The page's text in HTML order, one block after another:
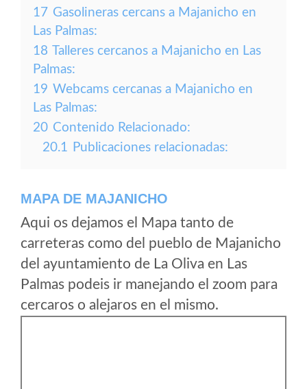
17 Gasolineras cercans a Majanicho en
Las Palmas:
18 Talleres cercanos a Majanicho en Las
Palmas:
19 Webcams cercanas a Majanicho en
Las Palmas:
20 Contenido Relacionado:
20.1 Publicaciones relacionadas:
MAPA DE MAJANICHO
Aqui os dejamos el Mapa tanto de
carreteras como del pueblo de Majanicho
del ayuntamiento de La Oliva en Las
Palmas podeis ir manejando el zoom para
cercaros o alejaros en el mismo.